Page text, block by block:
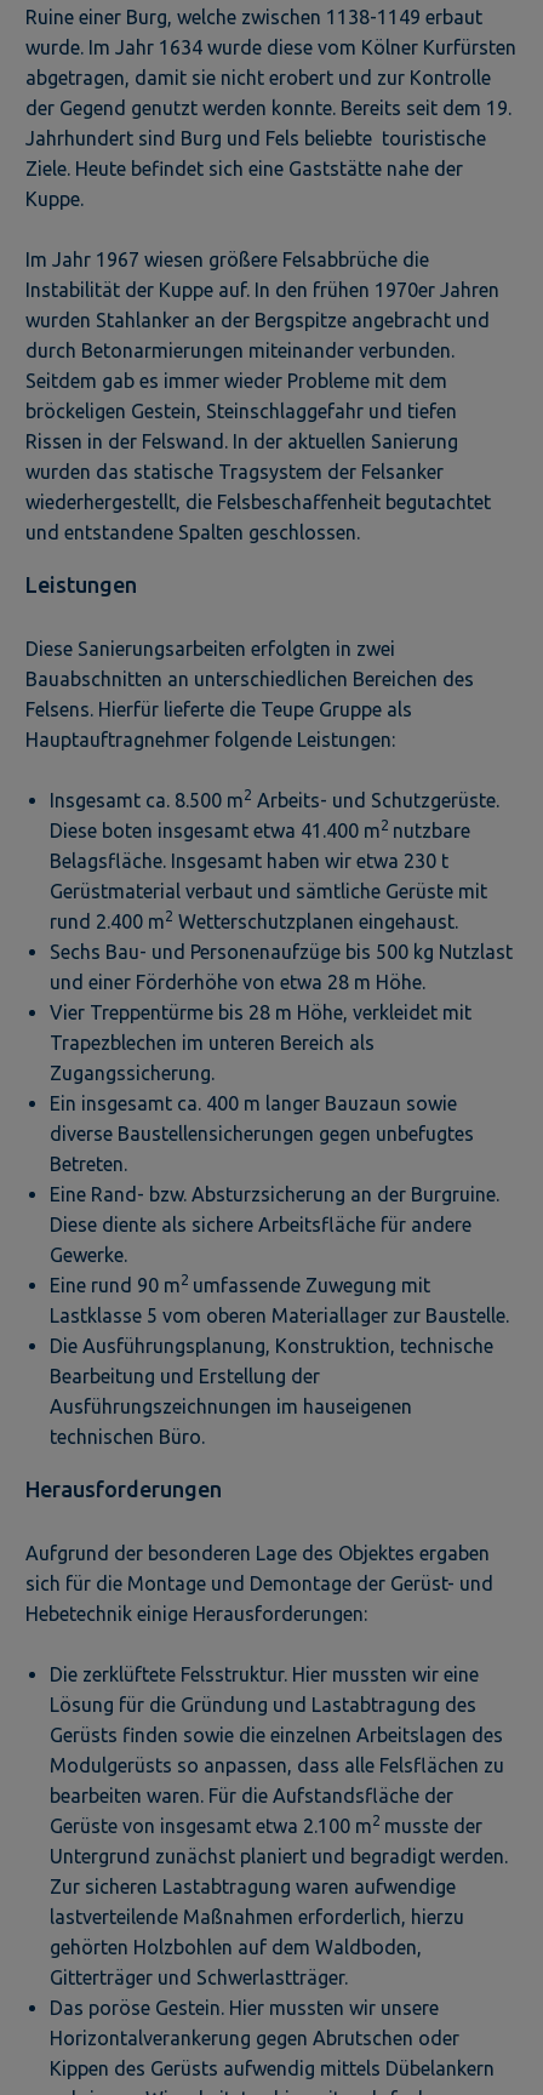
Ruine einer Burg, welche zwischen 1138-1149 erbaut
wurde. Im Jahr 1634 wurde diese vom Kölner Kurfürsten
abgetragen, damit sie nicht erobert und zur Kontrolle
der Gegend genutzt werden konnte. Bereits seit dem 19.
Jahrhundert sind Burg und Fels beliebte touristische
Ziele. Heute befindet sich eine Gaststätte nahe der
Kuppe.
Im Jahr 1967 wiesen größere Felsabbrüche die
Instabilität der Kuppe auf. In den frühen 1970er Jahren
wurden Stahlanker an der Bergspitze angebracht und
durch Betonarmierungen miteinander verbunden.
Seitdem gab es immer wieder Probleme mit dem
bröckeligen Gestein, Steinschlaggefahr und tiefen
Rissen in der Felswand. In der aktuellen Sanierung
wurden das statische Tragsystem der Felsanker
wiederhergestellt, die Felsbeschaffenheit begutachtet
und entstandene Spalten geschlossen.
Leistungen
Diese Sanierungsarbeiten erfolgten in zwei
Bauabschnitten an unterschiedlichen Bereichen des
Felsens. Hierfür lieferte die Teupe Gruppe als
Hauptauftragnehmer folgende Leistungen:
Insgesamt ca. 8.500 m2 Arbeits- und Schutzgerüste.
Diese boten insgesamt etwa 41.400 m2 nutzbare
Belagsfläche. Insgesamt haben wir etwa 230 t
Gerüstmaterial verbaut und sämtliche Gerüste mit
rund 2.400 m2 Wetterschutzplanen eingehaust.
Sechs Bau- und Personenaufzüge bis 500 kg Nutzlast
und einer Förderhöhe von etwa 28 m Höhe.
Vier Treppentürme bis 28 m Höhe, verkleidet mit
Trapezblechen im unteren Bereich als
Zugangssicherung.
Ein insgesamt ca. 400 m langer Bauzaun sowie
diverse Baustellensicherungen gegen unbefugtes
Betreten.
Eine Rand- bzw. Absturzsicherung an der Burgruine.
Diese diente als sichere Arbeitsfläche für andere
Gewerke.
Eine rund 90 m2 umfassende Zuwegung mit
Lastklasse 5 vom oberen Materiallager zur Baustelle.
Die Ausführungsplanung, Konstruktion, technische
Bearbeitung und Erstellung der
Ausführungszeichnungen im hauseigenen
technischen Büro.
Herausforderungen
Aufgrund der besonderen Lage des Objektes ergaben
sich für die Montage und Demontage der Gerüst- und
Hebetechnik einige Herausforderungen:
Die zerklüftete Felsstruktur. Hier mussten wir eine
Lösung für die Gründung und Lastabtragung des
Gerüsts finden sowie die einzelnen Arbeitslagen des
Modulgerüsts so anpassen, dass alle Felsflächen zu
bearbeiten waren. Für die Aufstandsfläche der
Gerüste von insgesamt etwa 2.100 m2 musste der
Untergrund zunächst planiert und begradigt werden.
Zur sicheren Lastabtragung waren aufwendige
lastverteilende Maßnahmen erforderlich, hierzu
gehörten Holzbohlen auf dem Waldboden,
Gitterträger und Schwerlastträger.
Das poröse Gestein. Hier mussten wir unsere
Horizontalverankerung gegen Abrutschen oder
Kippen des Gerüsts aufwendig mittels Dübelankern